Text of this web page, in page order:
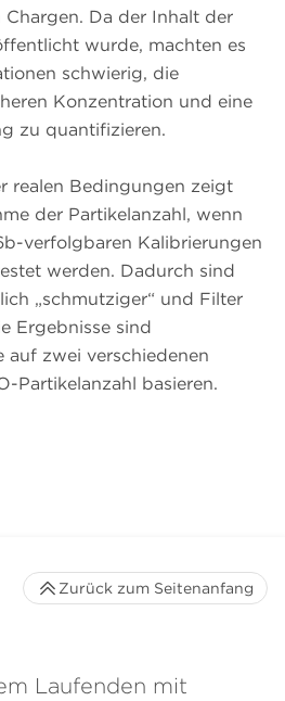
Da der Inhalt der
wurde, machten es
schwierig, die
Konzentration und eine
zu quantifizieren.
realen Bedingungen zeigt
der Partikelanzahl, wenn
verfolgbaren Kalibrierungen
werden. Dadurch sind
„schmutziger“ und Filter
Ergebnisse sind
auf zwei verschiedenen
Partikelanzahl basieren.
Laufenden mit
Zurück zum Seitenanfang